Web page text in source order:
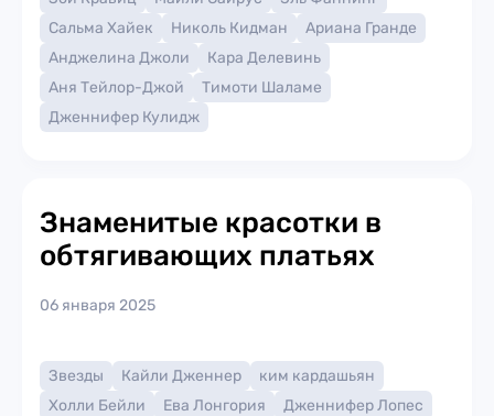
Сальма Хайек
Николь Кидман
Ариана Гранде
Анджелина Джоли
Кара Делевинь
Аня Тейлор-Джой
Тимоти Шаламе
Дженнифер Кулидж
Знаменитые красотки в
обтягивающих платьях
06 января 2025
Звезды Кайли Дженнер
ким кардашьян
Холли Бейли
Ева Лонгория
Дженнифер Лопес